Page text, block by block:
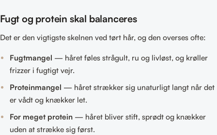
Fugt og protein skal balanceres
Det er den vigtigste skelnen ved tørt hår, og den overses ofte:
Fugtmangel — håret føles strågult, ru og livløst, og krøller
frizzer i fugtigt vejr.
Proteinmangel — håret strækker sig unaturligt langt når det
er vådt og knækker let.
For meget protein — håret bliver stift, sprødt og knækker
uden at strække sig først.